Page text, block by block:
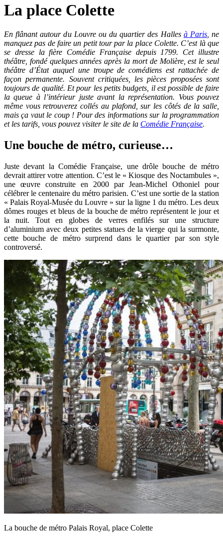
La place Colette
En flânant autour du Louvre ou du quartier des Halles à Paris, ne
manquez pas de faire un petit tour par la place Colette. C’est là que
se dresse la fière Comédie Française depuis 1799. Cet illustre
théâtre, fondé quelques années après la mort de Molière, est le seul
théâtre d’État auquel une troupe de comédiens est rattachée de
façon permanente. Souvent critiquées, les pièces proposées sont
toujours de qualité. Et pour les petits budgets, il est possible de faire
la queue à l’intérieur juste avant la représentation. Vous pouvez
même vous retrouverez collés au plafond, sur les côtés de la salle,
mais ça vaut le coup ! Pour des informations sur la programmation
et les tarifs, vous pouvez visiter le site de la Comédie Française.
Une bouche de métro, curieuse…
Juste devant la Comédie Française, une drôle bouche de métro
devrait attirer votre attention. C’est le « Kiosque des Noctambules »,
une œuvre construite en 2000 par Jean-Michel Othoniel pour
célébrer le centenaire du métro parisien. C’est une sortie de la station
« Palais Royal-Musée du Louvre » sur la ligne 1 du métro. Les deux
dômes rouges et bleus de la bouche de métro représentent le jour et
la nuit. Tout en globes de verres enfilés sur une structure
d’aluminium avec deux petites statues de la vierge qui la surmonte,
cette bouche de métro surprend dans le quartier par son style
controversé.
La bouche de métro Palais Royal, place Colette